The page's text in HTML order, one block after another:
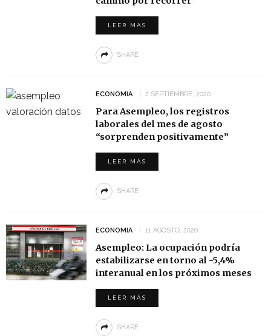
LEER MÁS
SHARE
ECONOMIA 2 SEPTIEMBRE, 2020
Para Asempleo, los registros
laborales del mes de agosto
“sorprenden positivamente”
LEER MÁS
SHARE
ECONOMIA 11 AGOSTO, 2020
Asempleo: La ocupación podría
estabilizarse en torno al -5,4%
interanual en los próximos meses
LEER MÁS
SHARE